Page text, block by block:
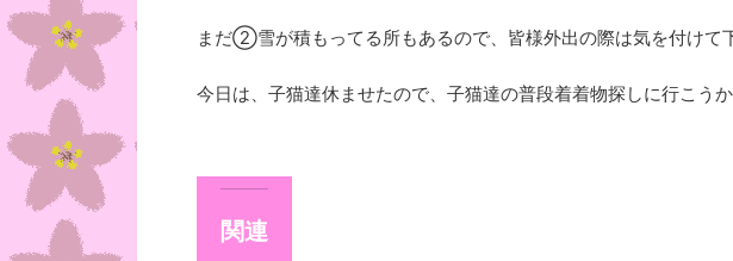
まだ②雪が積もってる所もあるので、皆様外出の際は気を付けて
今日は、子猫達休ませたので、子猫達の普段着着物探しに行こう
関連